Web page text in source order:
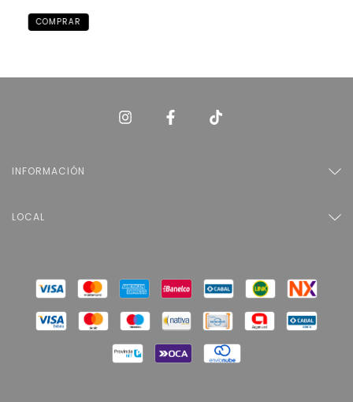
INFORMACIÓN
LOCAL